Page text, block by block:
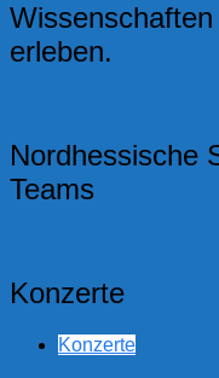
erleben.
Nordhessische
Teams
Konzerte
Konzerte